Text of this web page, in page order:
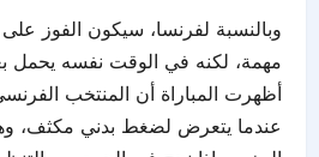
وبالنسبة لفرنسا، سيكون الفوز
مهمة، لكنه في الوقت نفسه يحمل
أظهرت المباراة أن المنتخب
عندما يتعرض لضغط بدني مكثف،